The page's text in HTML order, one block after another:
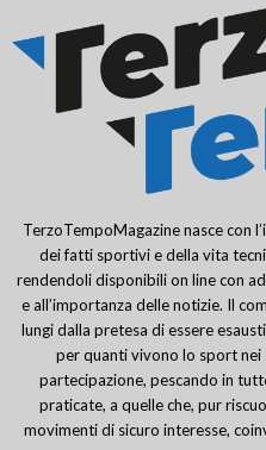
TerzoTempoMagazine nasce con
dei fatti sportivi e della vita
rendendoli disponibili on line con
e all’importanza delle notizie. Il
lungi dalla pretesa di essere
per quanti vivono lo sport nei
partecipazione, pescando in
praticate, a quelle che, pur
movimenti di sicuro interesse,